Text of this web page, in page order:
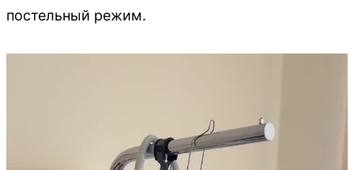
постельный режим.